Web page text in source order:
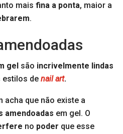
mais fina a ponta, maior a
.
gel são incrivelmente lindas
estilos de nail art.
acha que não existe a
amendoadas em gel. O
no poder que esse